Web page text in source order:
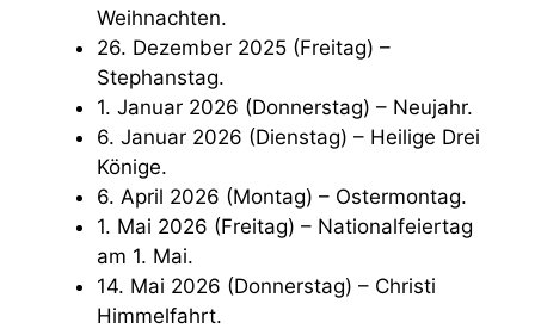
Weihnachten.
26. Dezember 2025 (Freitag) –
Stephanstag.
1. Januar 2026 (Donnerstag) – Neujahr.
6. Januar 2026 (Dienstag) – Heilige Drei
Könige.
6. April 2026 (Montag) – Ostermontag.
1. Mai 2026 (Freitag) – Nationalfeiertag
am 1. Mai.
14. Mai 2026 (Donnerstag) – Christi
Himmelfahrt.